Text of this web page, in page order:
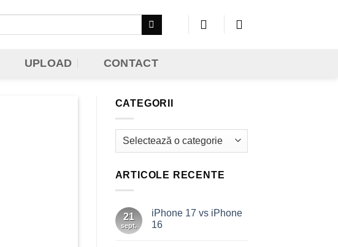
UPLOAD CONTACT
CATEGORII
Categorii
ARTICOLE RECENTE
21
sept.
iPhone 17 vs iPhone
16